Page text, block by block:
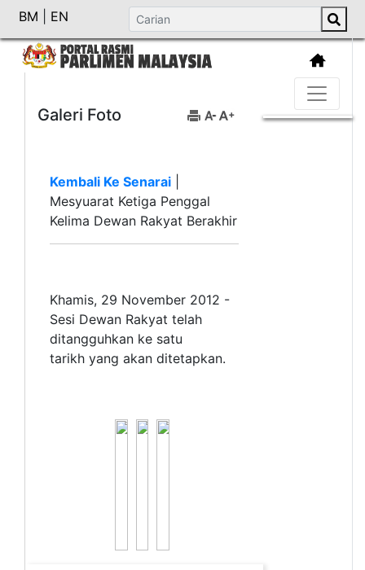
BM EN
Galeri Foto
Kembali Ke Senarai
Mesyuarat Ketiga Penggal
Kelima Dewan Rakyat Berakhir
Khamis, 29 November 2012 -
Sesi Dewan Rakyat telah
ditangguhkan ke satu
tarikh yang akan ditetapkan.